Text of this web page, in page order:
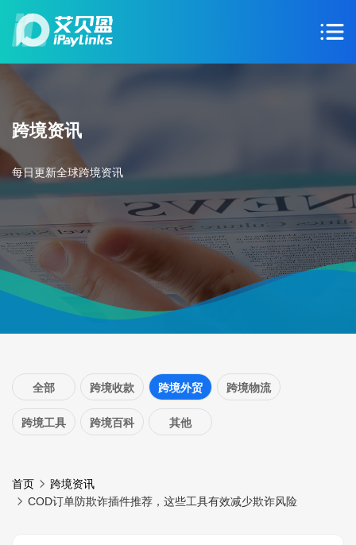
跨境资讯
每日更新全球跨境资讯
全部 跨境收款 跨境外贸 跨境物流
跨境工具 跨境百科 其他
首页
跨境资讯
COD订单防欺诈插件推荐，这些工具有效减少欺诈风险